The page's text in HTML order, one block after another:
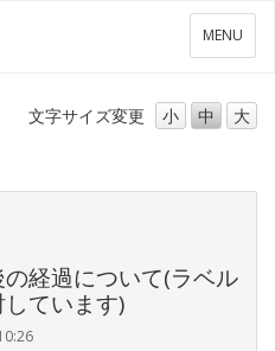
メ
ニ
ー
MENU
文字サイズ変更 小 中 大
経過について(ラベル
ています)